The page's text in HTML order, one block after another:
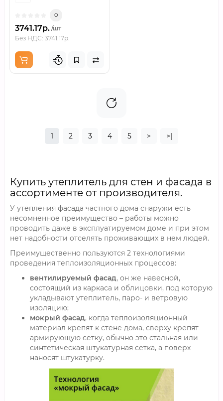
0
3741.17р. /шт
Без НДС: 3741.17р.
1 2 3 4 5 > >|
Купить утеплитель для стен и фасада в
ассортименте от производителя.
У утепления фасада частного дома снаружи есть
несомненное преимущество – работы можно
проводить даже в эксплуатируемом доме и при этом
нет надобности отселять проживающих в нем людей.
Преимущественно пользуются 2 технологиями
проведения теплоизоляционных процессов:
вентилируемый фасад, он же навесной,
состоящий из каркаса и облицовки, под которую
укладывают утеплитель, паро- и ветровую
изоляцию;
мокрый фасад, когда теплоизоляционный
материал крепят к стене дома, сверху крепят
армирующую сетку, обычно это стальная или
синтетическая штукатурная сетка, а поверх
наносят штукатурку.